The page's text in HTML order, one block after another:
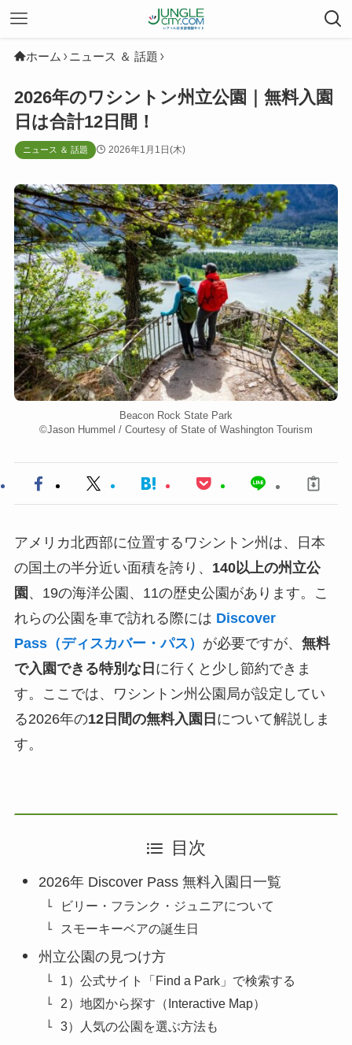
ホーム ニュース ＆ 話題
2026年のワシントン州立公園｜無料入園
日は合計12日間！
ニュース ＆ 話題 2026年1月1日(木)
Beacon Rock State Park
©︎Jason Hummel / Courtesy of State of Washington Tourism
アメリカ北西部に位置するワシントン州は、日本
の国土の半分近い面積を誇り、 140以上の州立公
園 、19の海洋公園、11の歴史公園があります。こ
れらの公園を車で訪れる際には Discover
Pass（ディスカバー・パス） が必要ですが、 無料
で入園できる特別な日 に行くと少し節約できま
す。ここでは、ワシントン州公園局が設定してい
る2026年の12日間の無料入園日 について解説しま
す。
目次
2026年 Discover Pass 無料入園日一覧
ビリー・フランク・ジュニアについて
スモーキーベアの誕生日
州立公園の見つけ方
1）公式サイト「Find a Park」で検索する
2）地図から探す（Interactive Map）
3）人気の公園を選ぶ方法も